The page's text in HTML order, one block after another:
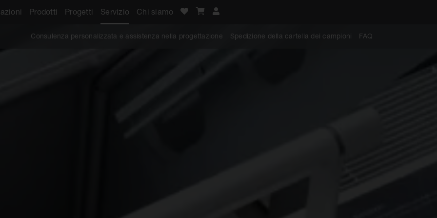
Prodotti Progetti Servizio Chi siamo
Consulenza personalizzata e assistenza nella progettazione Spedizione della cartella dei campioni FAQ